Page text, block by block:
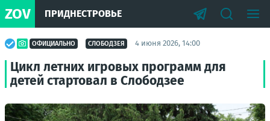
ZOV ПРИДНЕСТРОВЬЕ
ОФИЦИАЛЬНО СЛОБОДЗЕЯ 4 июня 2026, 14:00
Цикл летних игровых программ для
детей стартовал в Слободзее